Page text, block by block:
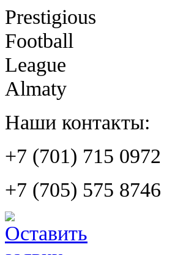
Prestigious
Football
League
Almaty
Наши контакты:
+7 (701) 715 0972
+7 (705) 575 8746